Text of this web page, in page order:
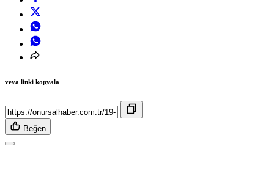
veya linki kopyala
Beğen